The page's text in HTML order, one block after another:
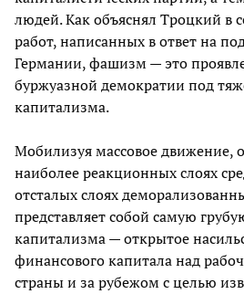
людей. Как объяснял Троцкий в
работ, написанных в ответ на
Германии, фашизм — это
буржуазной демократии под
капитализма.
Мобилизуя массовое движение,
наиболее реакционных слоях
отсталых слоях
представляет собой самую
капитализма — открытое
финансового капитала над
страны и за рубежом с целью